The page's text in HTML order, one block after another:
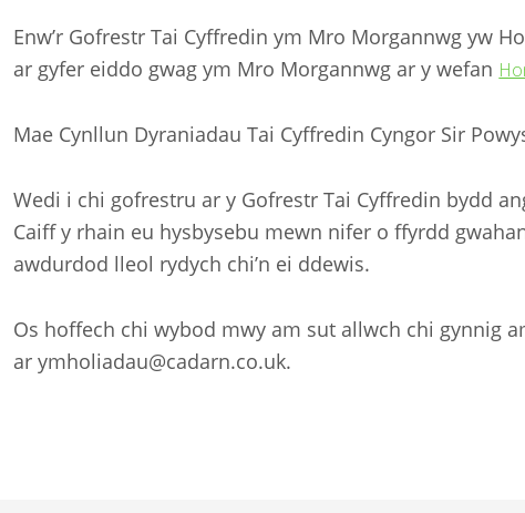
Enw’r Gofrestr Tai Cyffredin ym Mro Morgannwg yw
ar gyfer eiddo gwag ym Mro Morgannwg ar y wefan
Mae Cynllun Dyraniadau Tai Cyffredin Cyngor Sir
Wedi i chi gofrestru ar y Gofrestr Tai Cyffredin bydd
Caiff y rhain eu hysbysebu mewn nifer o ffyrdd
awdurdod lleol rydych chi’n ei ddewis.
Os hoffech chi wybod mwy am sut allwch chi gynnig
ar ymholiadau@cadarn.co.uk.